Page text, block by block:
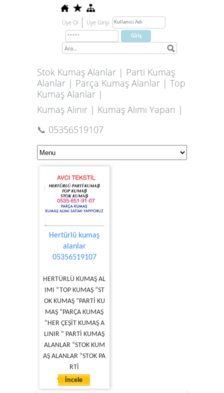
Üye Ol Üye Girişi
Stok Kumaş Alanlar | Parti Kumaş
Alanlar | Parça Kumaş Alanlar | Top
Kumaş Alanlar |
Kumaş Alınır | Kumaş Alımı Yapan |
📞 05356519107
Hertürlü kumaş
alanlar
05356519107
HERTÜRLÜ KUMAŞ AL
IMI “TOP KUMAŞ “ST
OK KUMAŞ “PARTİ KU
MAŞ “PARÇA KUMAŞ
“HER ÇEŞİT KUMAŞ A
LINIR “ PARTİ KUMAŞ
ALANLAR “STOK KUM
AŞ ALANLAR “STOK PA
RTİ
İncele